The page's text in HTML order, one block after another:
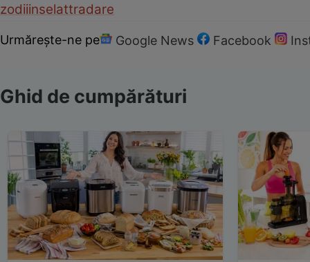
zodiiinselattradare
Urmărește-ne pe Google News Facebook
Ghid de cumpărături